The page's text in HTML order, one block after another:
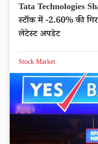
Tata Technologies
स्टॉक में -2.60% की
लेटेस्ट अपडेट
Stock Market